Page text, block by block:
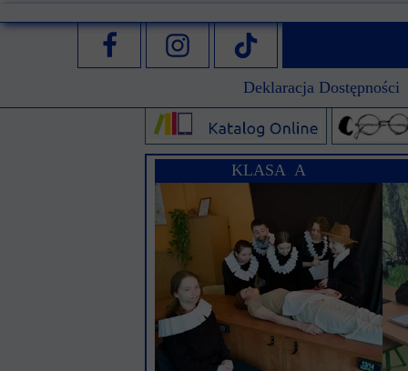
KLASA A
Deklaracja Dostępności